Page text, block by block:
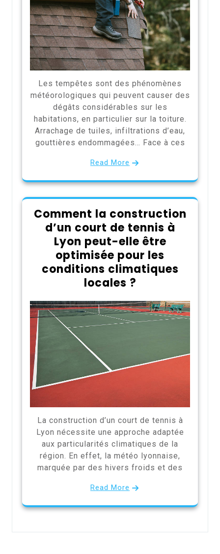
Les tempêtes sont des phénomènes
météorologiques qui peuvent causer des
dégâts considérables sur les
habitations, en particulier sur la toiture.
Arrachage de tuiles, infiltrations d’eau,
gouttières endommagées… Face à ces
Read More
Comment la construction
d’un court de tennis à
Lyon peut-elle être
optimisée pour les
conditions climatiques
locales ?
La construction d’un court de tennis à
Lyon nécessite une approche adaptée
aux particularités climatiques de la
région. En effet, la météo lyonnaise,
marquée par des hivers froids et des
Read More